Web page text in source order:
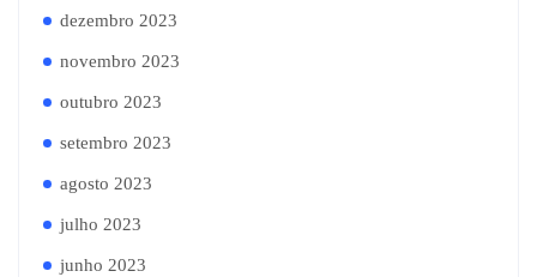
dezembro 2023
novembro 2023
outubro 2023
setembro 2023
agosto 2023
julho 2023
junho 2023